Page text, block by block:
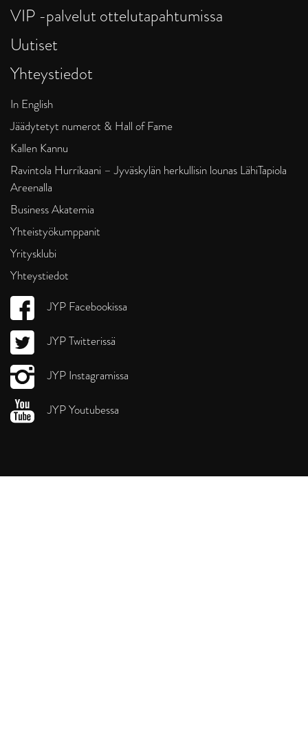
VIP -palvelut ottelutapahtumissa
Uutiset
Yhteystiedot
In English
Jäädytetyt numerot & Hall of Fame
Kallen Kannu
Ravintola Hurrikaani – Jyväskylän herkullisin lounas LähiTapiola
Areenalla
Business Akatemia
Yhteistyökumppanit
Yritysklubi
Yhteystiedot
JYP Facebookissa
JYP Twitterissä
JYP Instagramissa
JYP Youtubessa